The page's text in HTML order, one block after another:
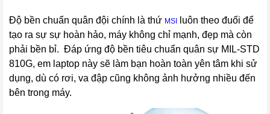
Độ bền chuẩn quân đội chính là thứ MSI
luôn theo đuổi để
tạo ra sự sự hoàn hảo, máy không chỉ mạnh, đẹp mà còn
phải bền bỉ. Đáp ứng độ bền tiêu chuẩn quân sự MIL-STD
810G, em laptop này sẽ làm bạn hoàn toàn yên tâm khi sử
dụng, dù có rơi, va đập cũng không ảnh hưởng nhiều đến
bên trong máy.